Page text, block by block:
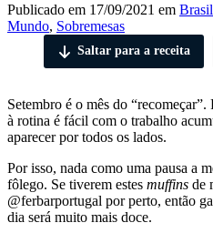
Publicado em 17/09/2021 em
Mundo, Sobremesas
Saltar para a receita
Setembro é o mês do
à rotina é fácil com o trabalho
aparecer por todos os lados.
Por isso, nada como uma pausa a
fôlego. Se tiverem estes muffins de
@ferbarportugal por perto, então
dia será muito mais doce.